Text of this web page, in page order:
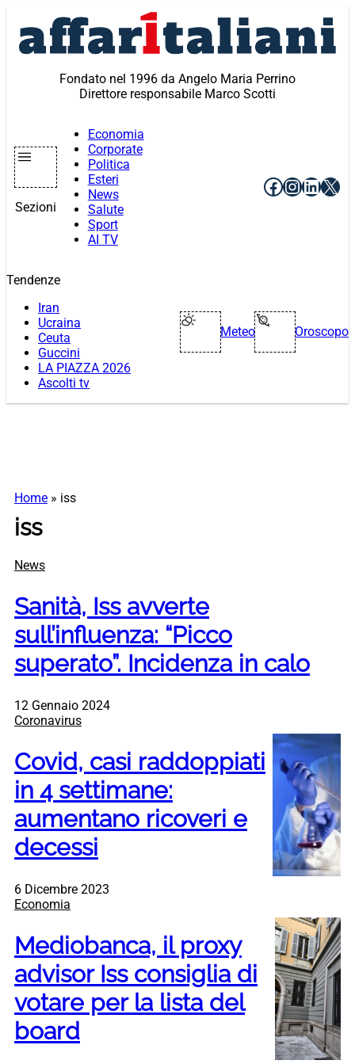
contenuto
Fondato nel 1996 da Angelo Maria Perrino
Direttore responsabile Marco Scotti
Sezioni
Economia
Corporate
Politica
Esteri
News
Salute
Sport
AI TV
Facebook
X
Tendenze
Iran
Ucraina
Ceuta
Guccini
LA PIAZZA 2026
Ascolti tv
Meteo Oroscopo
Home » iss
iss
News
Sanità, Iss avverte
sull’influenza: “Picco
superato”. Incidenza in calo
12 Gennaio 2024
Coronavirus
Covid, casi raddoppiati
in 4 settimane:
aumentano ricoveri e
decessi
6 Dicembre 2023
Economia
Mediobanca, il proxy
advisor Iss consiglia di
votare per la lista del
board